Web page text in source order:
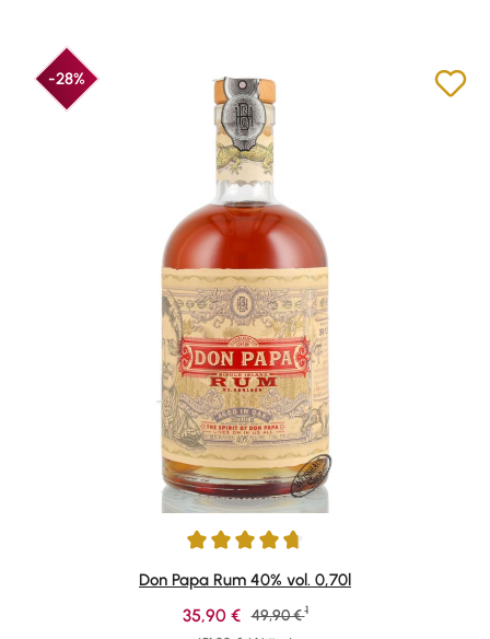
-28%
Durchschnittliche Bewertung von 4.87 von 5 Sternen
Don Papa Rum 40% vol. 0,70l
Verkaufspreis:
35,90 € Regulärer Preis:
49,90 € 1